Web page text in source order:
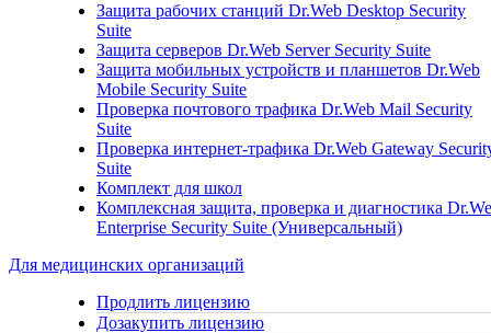
Защита рабочих станций Dr.Web Desktop Security
Suite
Защита серверов Dr.Web Server Security Suite
Защита мобильных устройств и планшетов Dr.Web
Mobile Security Suite
Проверка почтового трафика Dr.Web Mail Security
Suite
Проверка интернет-трафика Dr.Web Gateway
Suite
Комплект для школ
Комплексная защита, проверка и диагностика
Enterprise Security Suite (Универсальный)
Для медицинских организаций
Продлить лицензию
Дозакупить лицензию